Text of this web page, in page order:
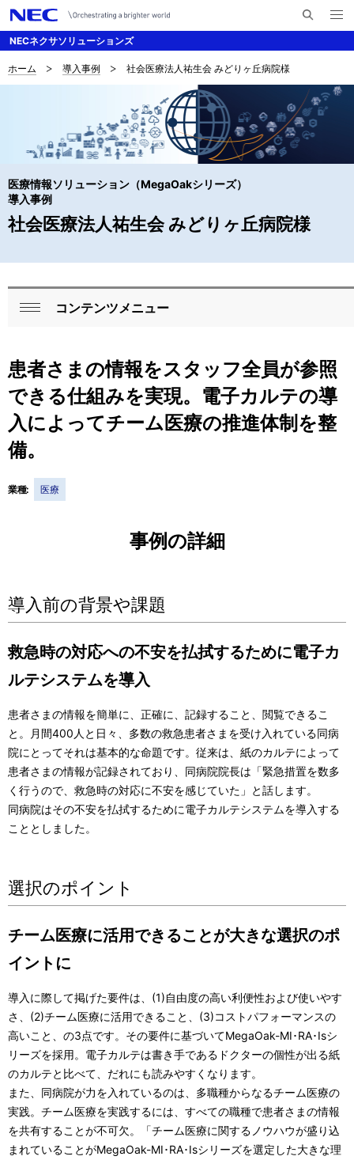
NECネクサソリューションズ
検
索
メ
ニ
く
ナ
シ
ョ
ン
サ
の
現
置
ホーム 導入事例 社会医療法人祐生会 みどりヶ丘病院様
医療情報ソリューション（MegaOakシリーズ）
導入事例
社会医療法人祐生会 みどりヶ丘病院様
ロ
カ
ル
ナ
ビ
ゲ
ン
る
コンテンツメニュー
患者さまの情報をスタッフ全員が参照
できる仕組みを実現。電子カルテの導
入によってチーム医療の推進体制を整
備。
業種: 医療
事例の詳細
導入前の背景や課題
救急時の対応への不安を払拭するために電子カ
ルテシステムを導入
患者さまの情報を簡単に、正確に、記録すること、閲覧できるこ
と。月間400人と日々、多数の救急患者さまを受け入れている同病
院にとってそれは基本的な命題です。従来は、紙のカルテによって
患者さまの情報が記録されており、同病院院長は「緊急措置を数多
く行うので、救急時の対応に不安を感じていた」と話します。
同病院はその不安を払拭するために電子カルテシステムを導入する
こととしました。
選択のポイント
チーム医療に活用できることが大きな選択のポ
イントに
導入に際して掲げた要件は、(1)自由度の高い利便性および使いやす
さ、(2)チーム医療に活用できること、(3)コストパフォーマンスの
高いこと、の3点です。その要件に基づいてMegaOak-MI･RA･Isシ
リーズを採用。電子カルテは書き手であるドクターの個性が出る紙
のカルテと比べて、だれにも読みやすくなります。
また、同病院が力を入れているのは、多職種からなるチーム医療の
実践。チーム医療を実践するには、すべての職種で患者さまの情報
を共有することが不可欠。「チーム医療に関するノウハウが盛り込
まれていることがMegaOak-MI･RA･Isシリーズを選定した大きな理